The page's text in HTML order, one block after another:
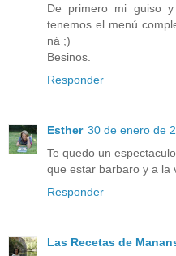
De primero mi guiso
tenemos el menú
ná ;)
Besinos.
Responder
Esther 30 de enero de
Te quedo un
que estar barbaro y a la
Responder
Las Recetas de